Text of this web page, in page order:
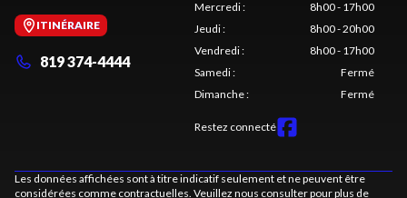
ITINÉRAIRE
819 374-4444
Mercredi:
8h00 - 17h00
Jeudi:
8h00 - 20h00
Vendredi:
8h00 - 17h00
Samedi:
Fermé
Dimanche: Fermé
Restez connecté
Les données affichées sont à titre indicatif seulement et ne peuvent être
considérées comme contractuelles. Veuillez nous consulter pour plus de